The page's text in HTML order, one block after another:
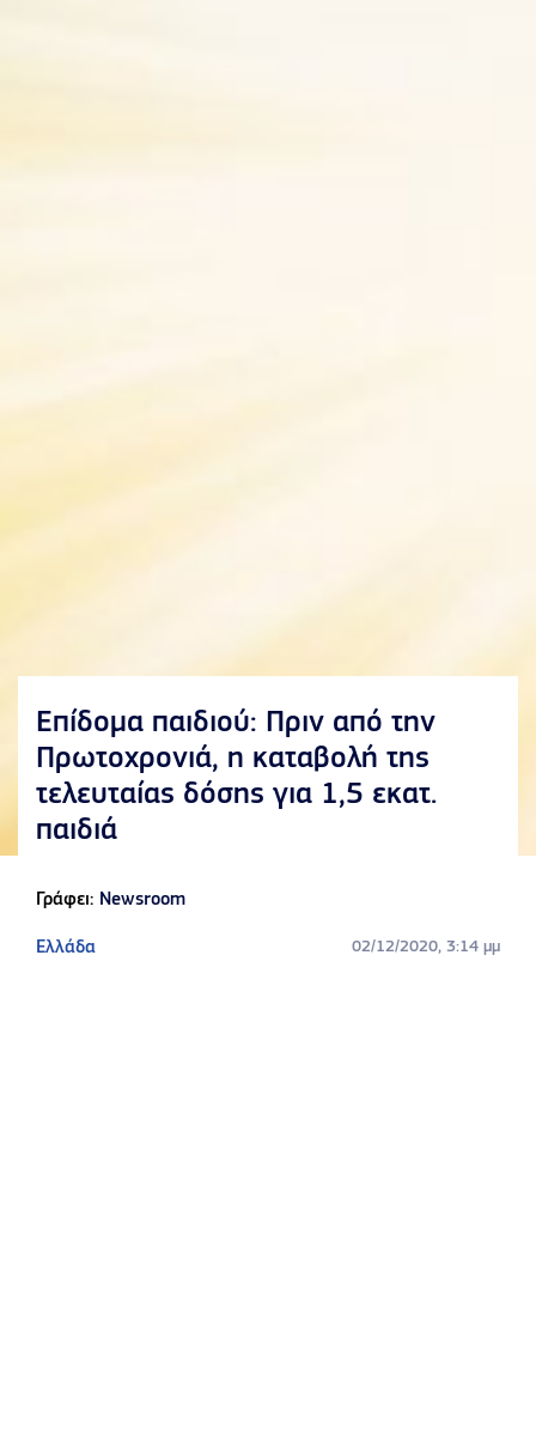
Επίδομα παιδιού: Πριν από την
Πρωτοχρονιά, η καταβολή της
τελευταίας δόσης για 1,5 εκατ.
παιδιά
Γράφει: Newsroom
Ελλάδα 02/12/2020, 3:14 μμ